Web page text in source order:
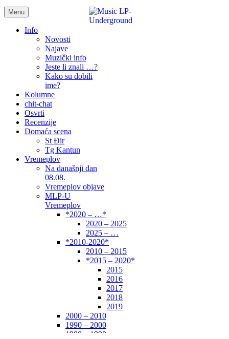
samo muzika i …..
Menu
Info
Novosti
Najave
Muzički info
Jeste li znali …?
Kako su dobili
ime?
Kolumne
chit-chat
Osvrti
Recenzije
Domaća scena
St Đir
Tg Kantun
Vremeplov
Na današnji dan
08.08.
Vremeplov objave
MLP-U
Vremeplov
*2020 – …*
2020 – 2025
2025 – …
*2010-2020*
2010 – 2015
*2015 – 2020*
2015
2016
2017
2018
2019
2000 – 2010
1990 – 2000
1980 – 1990